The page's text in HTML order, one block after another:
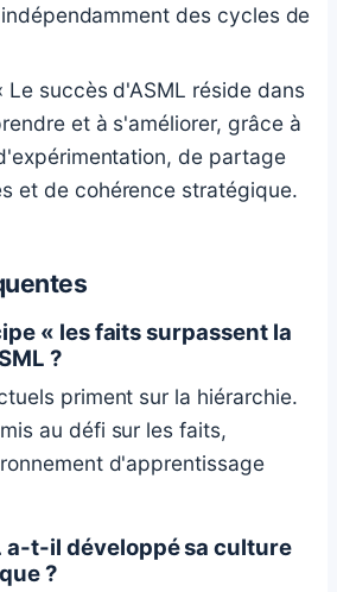
indépendamment des cycles de
Le succès d'ASML réside dans
et à s'améliorer, grâce à
de partage
et de cohérence stratégique.
« les faits surpassent la
?
priment sur la hiérarchie.
au défi sur les faits,
d'apprentissage
a-t-il développé sa culture
?